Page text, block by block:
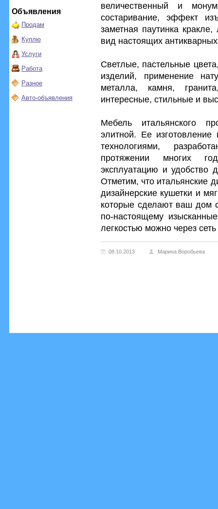
Объявления
Продам
Куплю
Услуги
Работа
Разное
Авто-объявления
величественный и
состаривание, эффект
заметная паутинка
вид настоящих
Светлые, пастельные
изделий, применение
металла, камня,
интересные, стильные и
Мебель итальянского
элитной. Ее изготовление
технологиями,
протяжении многих
эксплуатацию и удобство
Отметим, что итальянские
дизайнерские кушетки и
которые сделают ваш дом
по-настоящему
легкостью можно через
08.10.2013 Марина Воробьева